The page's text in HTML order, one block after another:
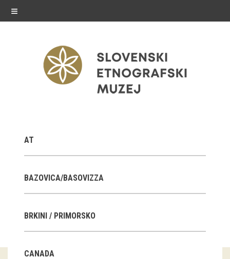
≡
Stalne razstave
Občasne razstave
E-razstave
AT
BAZOVICA/BASOVIZZA
BRKINI / PRIMORSKO
CANADA